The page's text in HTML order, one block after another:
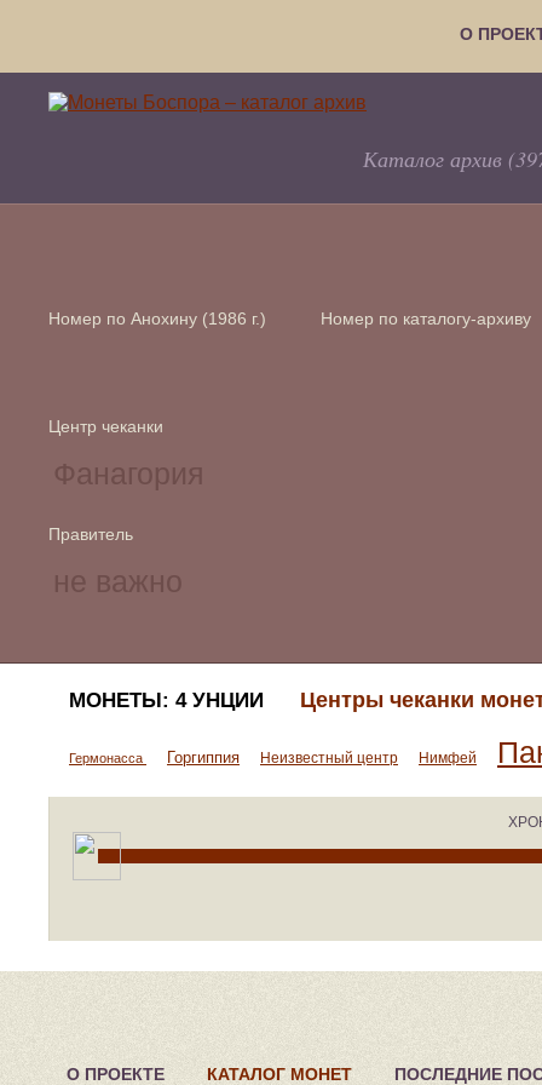
О
Каталог архив
Номер по Анохину (1986 г.) Номер по каталогу-архиву
Центр чеканки
Правитель
МОНЕТЫ: 4 УНЦИИ Центры чеканки
Гермонасса Горгиппия Неизвестный центр Нимфей
О ПРОЕКТЕ КАТАЛОГ МОНЕТ ПОСЛЕДНИЕ